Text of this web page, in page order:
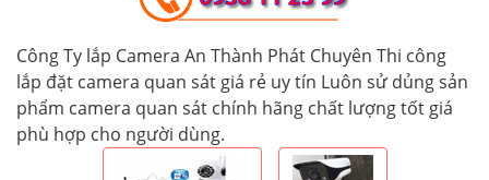
Công Ty lắp Camera An Thành Phát Chuyên Thi công
lắp đặt camera quan sát giá rẻ uy tín Luôn sử dủng sản
phẩm camera quan sát chính hãng chất lượng tốt giá
phù hợp cho người dùng.